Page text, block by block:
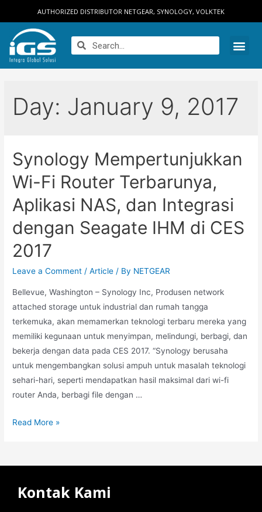
AUTHORIZED DISTRIBUTOR NETGEAR, SYNOLOGY, VOLKTEK
Day: January 9, 2017
Synology Mempertunjukkan
Wi-Fi Router Terbarunya,
Aplikasi NAS, dan Integrasi
dengan Seagate IHM di CES
2017
Leave a Comment /Article / By NETGEAR
Bellevue, Washington – Synology Inc, Produsen network
attached storage untuk industrial dan rumah tangga
terkemuka, akan memamerkan teknologi terbaru mereka yang
memiliki kegunaan untuk menyimpan, melindungi, berbagi, dan
bekerja dengan data pada CES 2017. “Synology berusaha
untuk mengembangkan solusi ampuh untuk masalah teknologi
sehari-hari, seperti mendapatkan hasil maksimal dari wi-fi
router Anda, berbagi file dengan …
Read More »
Kontak Kami